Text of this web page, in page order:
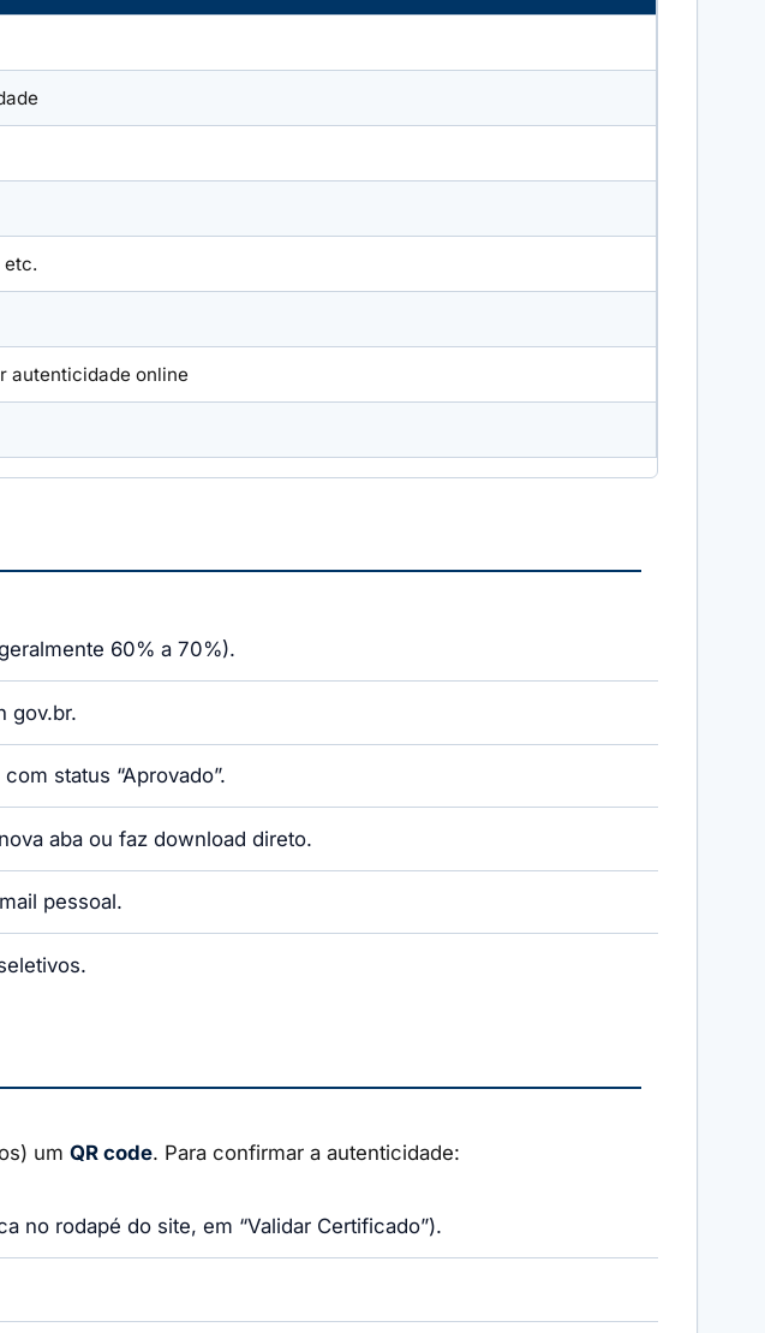
etc.
autenticidade online
60% a 70%).
gov.br.
status “Aprovado”.
aba ou faz download direto.
pessoal.
um QR code. Para confirmar a autenticidade:
no rodapé do site, em “Validar Certificado”).